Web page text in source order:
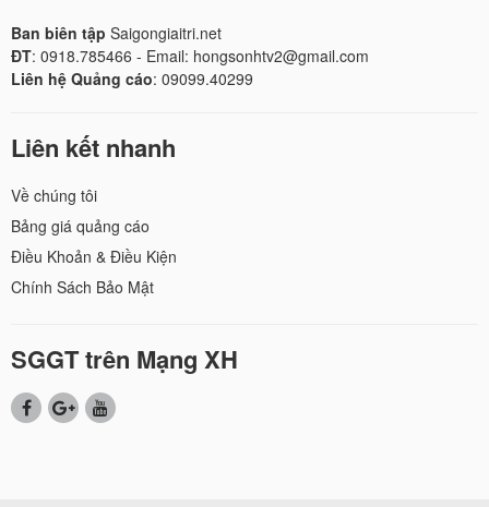
Ban biên tập Saigongiaitri.net
ĐT: 0918.785466 - Email: hongsonhtv2@gmail.com
Liên hệ Quảng cáo: 09099.40299
Liên kết nhanh
Về chúng tôi
Bảng giá quảng cáo
Điều Khoản & Điều Kiện
Chính Sách Bảo Mật
SGGT trên Mạng XH